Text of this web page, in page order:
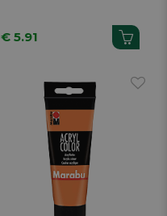
€ 5.91